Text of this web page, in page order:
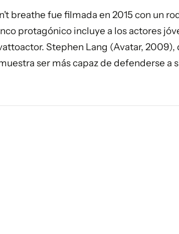
breathe fue filmada en 2015 con un
protagónico incluye a los actores
Stephen Lang (Avatar, 2009),
ser más capaz de defenderse a